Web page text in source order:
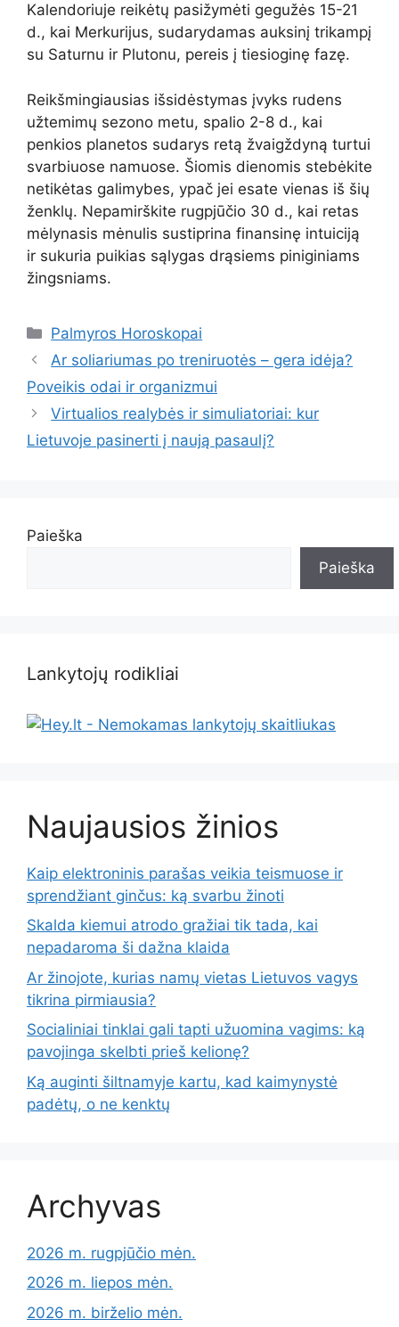
Kalendoriuje reikėtų pasižymėti gegužės 15-21
d., kai Merkurijus, sudarydamas auksinį trikampį
su Saturnu ir Plutonu, pereis į tiesioginę fazę.
Reikšmingiausias išsidėstymas įvyks rudens
užtemimų sezono metu, spalio 2-8 d., kai
penkios planetos sudarys retą žvaigždyną turtui
svarbiuose namuose. Šiomis dienomis stebėkite
netikėtas galimybes, ypač jei esate vienas iš šių
ženklų. Nepamirškite rugpjūčio 30 d., kai retas
mėlynasis mėnulis sustiprina finansinę intuiciją
ir sukuria puikias sąlygas drąsiems piniginiams
žingsniams.
Kategorijos
Palmyros Horoskopai
Ar soliariumas po treniruotės – gera idėja?
Poveikis odai ir organizmui
Virtualios realybės ir simuliatoriai: kur
Lietuvoje pasinerti į naują pasaulį?
Paieška
Paieška
Lankytojų rodikliai
Naujausios žinios
Kaip elektroninis parašas veikia teismuose ir
sprendžiant ginčus: ką svarbu žinoti
Skalda kiemui atrodo gražiai tik tada, kai
nepadaroma ši dažna klaida
Ar žinojote, kurias namų vietas Lietuvos vagys
tikrina pirmiausia?
Socialiniai tinklai gali tapti užuomina vagims: ką
pavojinga skelbti prieš kelionę?
Ką auginti šiltnamyje kartu, kad kaimynystė
padėtų, o ne kenktų
Archyvas
2026 m. rugpjūčio mėn.
2026 m. liepos mėn.
2026 m. birželio mėn.